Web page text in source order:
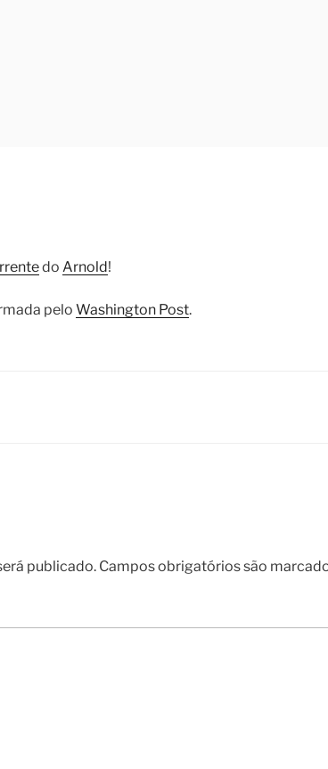
do Arnold!
pelo Washington Post.
publicado. Campos obrigatórios são